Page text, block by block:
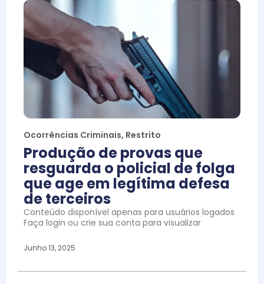
Ocorrências Criminais, Restrito
Produção de provas que
resguarda o policial de folga
que age em legítima defesa
de terceiros
Conteúdo disponível apenas para usuários logados
Faça login ou crie sua conta para visualizar
Junho 13, 2025